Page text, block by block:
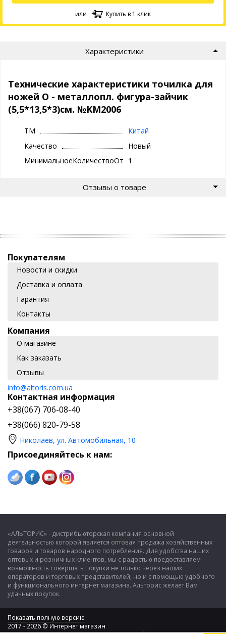
или Купить в 1 клик
Характеристики
Технические характеристики точилка для
ножей О - металлопл. фигура-зайчик
(5,5*13,5*3)см. №KM2006
ТМ
Китай
Качество
Новый
МинимальноеКоличествоОтгрузки
1
Отзывы о товаре
Покупателям
Новости и скидки
Доставка и оплата
Гарантия
Контакты
Компания
О магазине
Как заказать
Отзывы
info@altoris.com.ua
Контактная информация
+38(067) 706-08-40
+38(066) 820-79-58
Николаев, ул. Автомобильная, 10
Присоединяйтесь к нам:
«АЛЬТОРИС» - дистрибьюторская компания основной
деятельностью которой является оптовая продажа хозяйственных
товаров и товаров народного потребления. Для удобства наших
оптовых и розничных клиентов, мы с радостью предоставляем
возможность совершать покупки не только через наших
операторов и торговых представителей, но и с помощью удобного
и функционального интернет магазина. Альторис желает Вам
удачных покупок.
Показать полную версию
2017 - 2026 © Интернет магазин